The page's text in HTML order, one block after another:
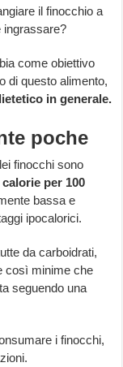
il finocchio a
ingrassare?
come obiettivo
di questo alimento,
in generale.
poche
finocchi sono
calorie per 100
bassa e
ipocalorici.
da carboidrati,
così minime che
seguendo una
i finocchi,